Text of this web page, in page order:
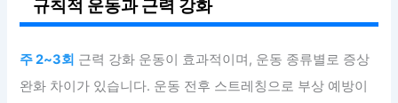
규칙적 운동과 근력 강화
주 2~3회 근력 강화 운동이 효과적이며, 운동 종류별로 증상
완화 차이가 있습니다. 운동 전후 스트레칭으로 부상 예방이